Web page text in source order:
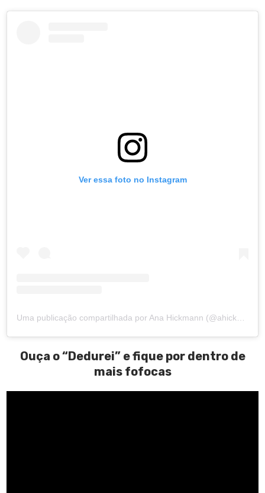
Ver essa foto no Instagram
Ouça o “Dedurei” e fique por dentro de
mais fofocas